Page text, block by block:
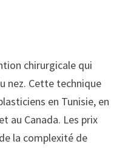
chirurgicale qui
nez. Cette technique
en Tunisie, en
au Canada. Les prix
la complexité de